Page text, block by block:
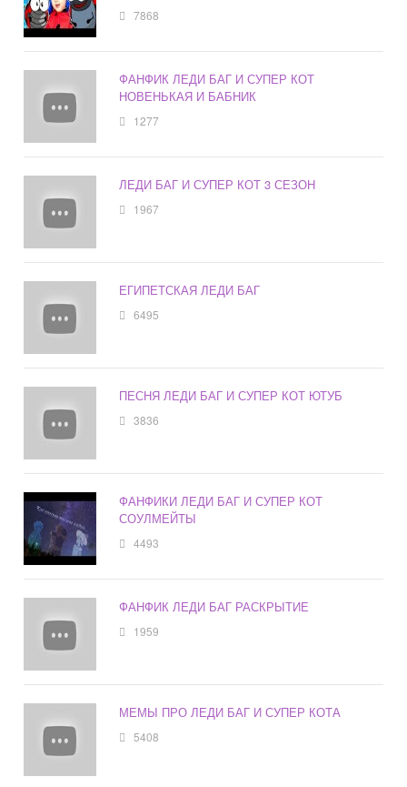
7868
ФАНФИК ЛЕДИ БАГ И СУПЕР КОТ
НОВЕНЬКАЯ И БАБНИК
1277
ЛЕДИ БАГ И СУПЕР КОТ 3 СЕЗОН
1967
ЕГИПЕТСКАЯ ЛЕДИ БАГ
6495
ПЕСНЯ ЛЕДИ БАГ И СУПЕР КОТ ЮТУБ
3836
ФАНФИКИ ЛЕДИ БАГ И СУПЕР КОТ
СОУЛМЕЙТЫ
4493
ФАНФИК ЛЕДИ БАГ РАСКРЫТИЕ
1959
МЕМЫ ПРО ЛЕДИ БАГ И СУПЕР КОТА
5408